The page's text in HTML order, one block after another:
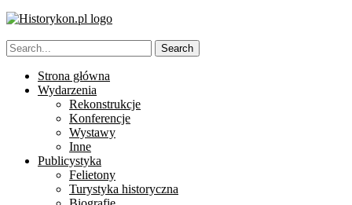
Strona główna
Wydarzenia
Rekonstrukcje
Konferencje
Wystawy
Inne
Publicystyka
Felietony
Turystyka historyczna